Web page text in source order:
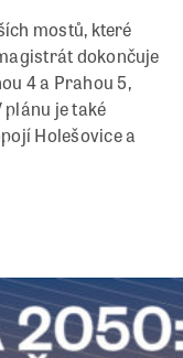
mostů, které
dokončuje
4 a Prahou 5,
plánu je také
Holešovice a